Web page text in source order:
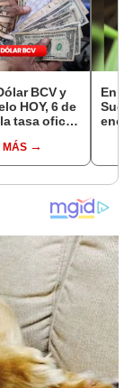
BCV y
HOY, 6 de
tasa oficial
MÁS
En